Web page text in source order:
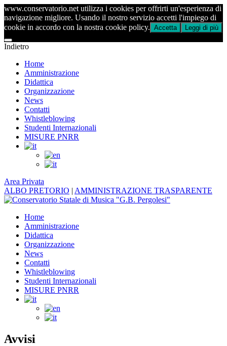
www.conservatorio.net utilizza i cookies per offrirti un'esperienza di
navigazione migliore. Usando il nostro servizio accetti l'impiego di
cookie in accordo con la nostra cookie policy. Accetta Leggi di più
Indietro
Home
Amministrazione
Didattica
Organizzazione
News
Contatti
Whistleblowing
Studenti Internazionali
MISURE PNRR
Area Privata
ALBO PRETORIO | AMMINISTRAZIONE TRASPARENTE
Home
Amministrazione
Didattica
Organizzazione
News
Contatti
Whistleblowing
Studenti Internazionali
MISURE PNRR
Avvisi